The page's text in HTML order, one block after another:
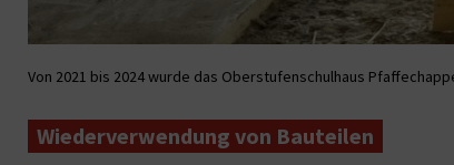
Von 2021 bis 2024 wurde das Oberstufenschulhaus
Wiederverwendung von Bauteilen